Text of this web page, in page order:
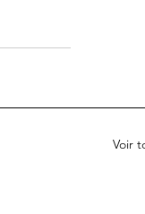
Voir